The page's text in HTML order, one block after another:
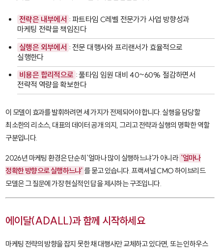
전략은 내부에서 : 파트타임 C레벨 전문가가 사업 방향성과
마케팅 전략을 책임진다
실행은 외부에서 : 전문 대행사와 프리랜서가 효율적으로
실행한다
비용은 합리적으로 : 풀타임 임원 대비 40~60% 절감하면서
전략적 역량을 확보한다
이 모델이 효과를 발휘하려면 세 가지가 전제되어야 합니다. 실행을 담당할
최소한의 리소스, 대표의 데이터 공개 의지, 그리고 전략과 실행의 명확한 역할
구분입니다.
2026년 마케팅 환경은 단순히 '얼마나 많이 실행하느냐'가 아니라 '얼마나
정확한 방향으로 실행하느냐' 를 묻고 있습니다. 프랙셔널 CMO 하이브리드
모델은 그 질문에 가장 현실적인 답을 제시하는 구조입니다.
에이달(ADALL)과 함께 시작하세요
마케팅 전략의 방향을 잡지 못한 채 대행사만 교체하고 있다면, 또는 인하우스